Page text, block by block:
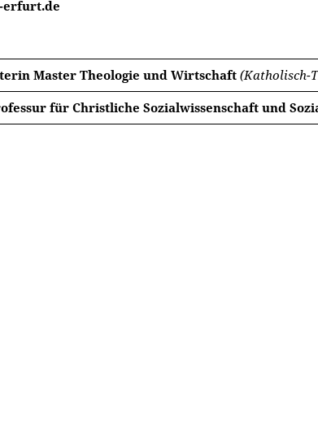
erfurt.de
Master Theologie und Wirtschaft(Katholisch-
für Christliche Sozialwissenschaft und